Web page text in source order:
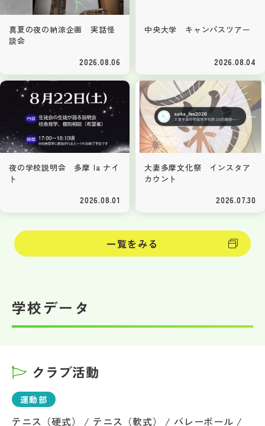
真夏の夜の納涼企画 実話怪
談会
2026.08.06
中央大学 キャンパスツアー
2026.08.04
夜の学校説明会 多摩 la ナイ
ト
2026.08.01
大妻多摩文化祭 インスタア
カウント
2026.07.30
一覧をみる
学校データ
クラブ活動
運動部
テニス（硬式） / テニス（軟式） / バレーボール /